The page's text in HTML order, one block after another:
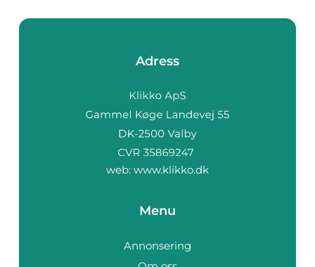
Adress
web: www.klikko.dk
Menu
Annonsering